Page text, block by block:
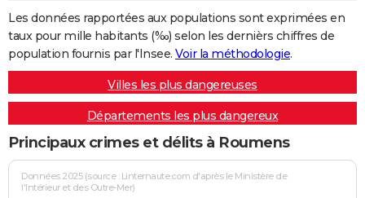
Les données rapportées aux populations sont exprimées en
taux pour mille habitants (‰) selon les dernièrs chiffres de
population fournis par l'Insee. Voir la méthodologie.
Villes les plus dangereuses
Départements les plus dangereux
Principaux crimes et délits à Roumens
Données 2025 (source : Linternaute.com d'après le Ministère de
l'Intérieur et des Outre-Mer)